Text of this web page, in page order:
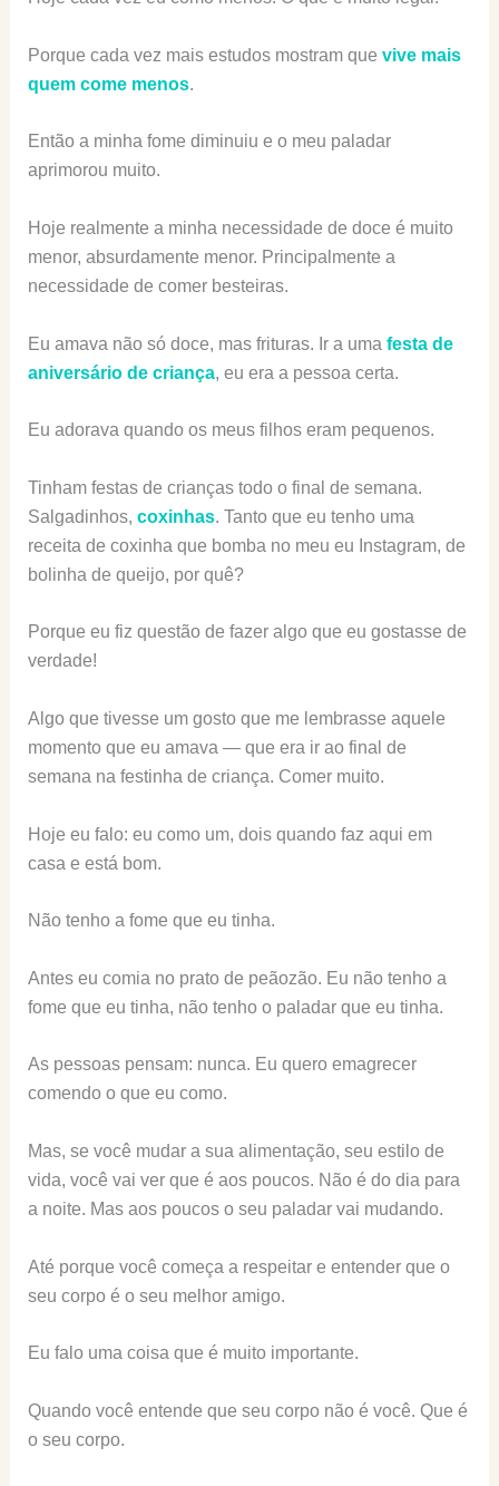
Porque cada vez mais estudos mostram que vive mais
quem come menos.
Então a minha fome diminuiu e o meu paladar
aprimorou muito.
Hoje realmente a minha necessidade de doce é muito
menor, absurdamente menor. Principalmente a
necessidade de comer besteiras.
Eu amava não só doce, mas frituras. Ir a uma festa de
aniversário de criança, eu era a pessoa certa.
Eu adorava quando os meus filhos eram pequenos.
Tinham festas de crianças todo o final de semana.
Salgadinhos, coxinhas. Tanto que eu tenho uma
receita de coxinha que bomba no meu eu Instagram, de
bolinha de queijo, por quê?
Porque eu fiz questão de fazer algo que eu gostasse de
verdade!
Algo que tivesse um gosto que me lembrasse aquele
momento que eu amava — que era ir ao final de
semana na festinha de criança. Comer muito.
Hoje eu falo: eu como um, dois quando faz aqui em
casa e está bom.
Não tenho a fome que eu tinha.
Antes eu comia no prato de peãozão. Eu não tenho a
fome que eu tinha, não tenho o paladar que eu tinha.
As pessoas pensam: nunca. Eu quero emagrecer
comendo o que eu como.
Mas, se você mudar a sua alimentação, seu estilo de
vida, você vai ver que é aos poucos. Não é do dia para
a noite. Mas aos poucos o seu paladar vai mudando.
Até porque você começa a respeitar e entender que o
seu corpo é o seu melhor amigo.
Eu falo uma coisa que é muito importante.
Quando você entende que seu corpo não é você. Que é
o seu corpo.